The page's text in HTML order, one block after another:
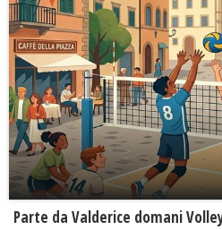
Parte da Valderice domani